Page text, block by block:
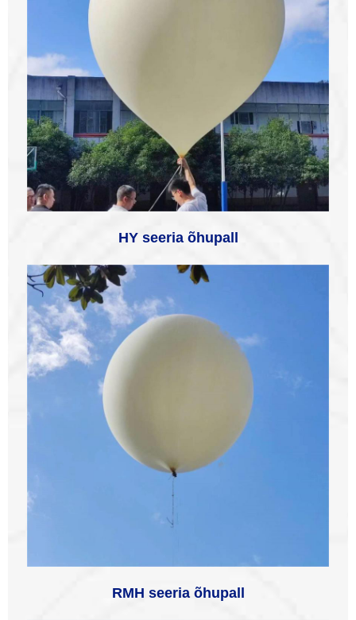
HY seeria õhupall
RMH seeria õhupall